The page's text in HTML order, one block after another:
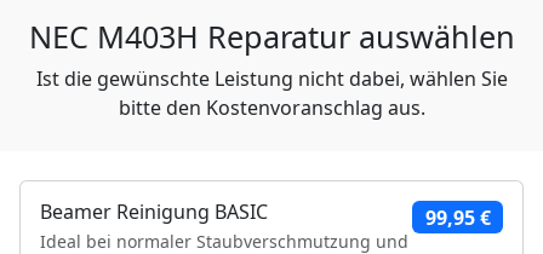
NEC M403H Reparatur auswählen
Ist die gewünschte Leistung nicht dabei, wählen Sie
bitte den Kostenvoranschlag aus.
Beamer Reinigung BASIC
Ideal bei normaler Staubverschmutzung und
99,95 €